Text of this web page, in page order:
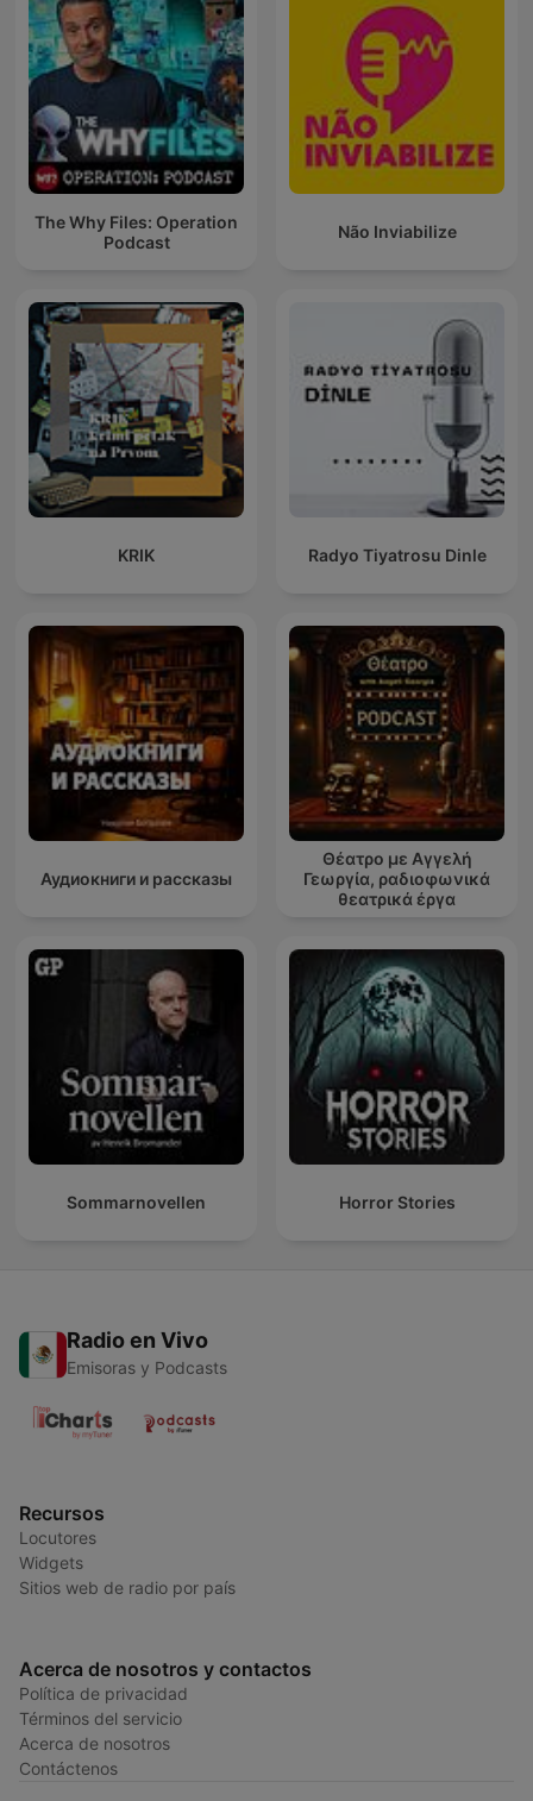
The Why Files: Operation
Podcast
Não Inviabilize
KRIK Radyo Tiyatrosu Dinle
Аудиокниги и рассказы
Θέατρο με Αγγελή
Γεωργία, ραδιοφωνικά
θεατρικά έργα
Sommarnovellen Horror Stories
Radio en Vivo
Emisoras y Podcasts
Recursos
Locutores
Widgets
Sitios web de radio por país
Acerca de nosotros y contactos
Política de privacidad
Términos del servicio
Acerca de nosotros
Contáctenos